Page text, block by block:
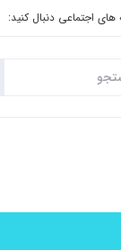
های اجتماعی دنبال کنید: